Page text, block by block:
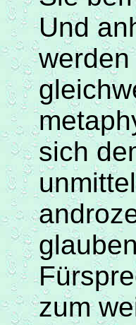
Und
sich
zum